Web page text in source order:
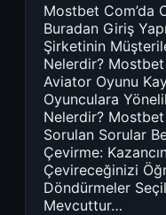
Mostbet Com’da
Buradan Giriş
Şirketinin
Nelerdir?
Aviator Oyunu
Oyunculara
Nelerdir? Mostbet
Sorulan Sorular
Çevirme:
Çevireceğinizi
Döndürmeler
Mevcuttur…